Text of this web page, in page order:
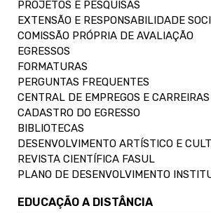
PROJETOS E PESQUISAS
EXTENSÃO E RESPONSABILIDADE
COMISSÃO PRÓPRIA DE AVALIAÇÃO
EGRESSOS
FORMATURAS
PERGUNTAS FREQUENTES
CENTRAL DE EMPREGOS E CARREIRAS
CADASTRO DO EGRESSO
BIBLIOTECAS
DESENVOLVIMENTO ARTÍSTICO E
REVISTA CIENTÍFICA FASUL
PLANO DE DESENVOLVIMENTO
EDUCAÇÃO A DISTÂNCIA